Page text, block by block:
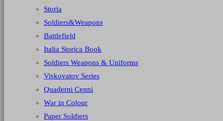
Storia
Soldiers&Weapons
Battlefield
Italia Storica Book
Soldiers Weapons & Uniforms
Viskovatov Series
Quaderni Cenni
War in Colour
Paper Soldiers